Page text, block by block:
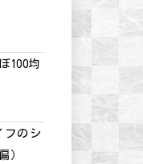
100均
フのシ
）